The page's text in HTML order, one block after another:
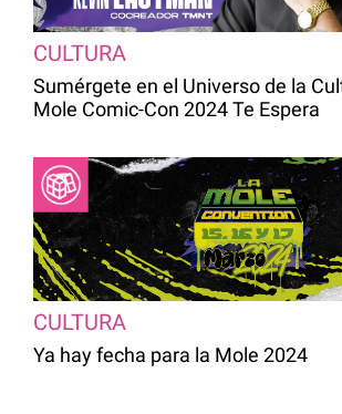
CULTURA
Sumérgete en el Universo de la
Mole Comic-Con 2024 Te Espera
CULTURA
Ya hay fecha para la Mole 2024